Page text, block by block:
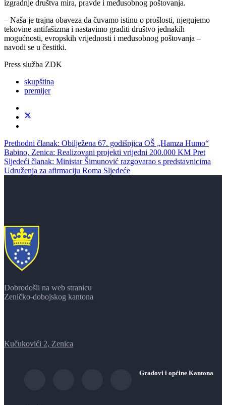
izgradnje društva mira, pravde i međusobnog poštovanja.
– Naša je trajna obaveza da čuvamo istinu o prošlosti, njegujemo
tekovine antifašizma i nastavimo graditi društvo jednakih
mogućnosti, evropskih vrijednosti i međusobnog poštovanja –
navodi se u čestitki.
Press služba ZDK
skupština
premijer
Prethodni članak: Obilježena 67. godišnjica OŠ „Hamza Humo“
Babino, Zenica: Realizovani projekti vrijedni 200.000 KM Pret
Sljedeći članak: Ministar Šimunović razgovarao s predstavnicima
Udruženja za afirmaciju Roma Sljedeće
Dobrodošli na web stranicu
Zeničko-dobojskog kantona
Kučukovići 2, Zenica
Gradovi i općine Kantona